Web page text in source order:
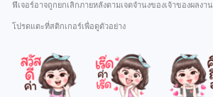
ฟีเจอร์อาจถูกยกเลิกภายหลังตามเจตจำนงของเจ้าของผลงาน
โปรดแตะที่สติกเกอร์เพื่อดูตัวอย่าง